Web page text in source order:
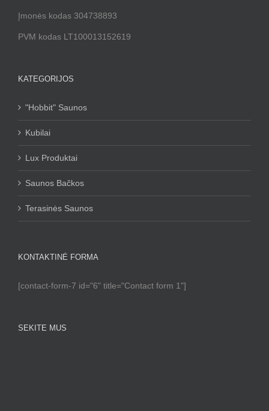
Įmonės kodas 304738893
PVM kodas LT100013152619
KATEGORIJOS
"Hobbit" Saunos
Kubilai
Lux Produktai
Saunos Bačkos
Terasinės Saunos
KONTAKTINĖ FORMA
[contact-form-7 id="6" title="Contact form 1"]
SEKITE MUS